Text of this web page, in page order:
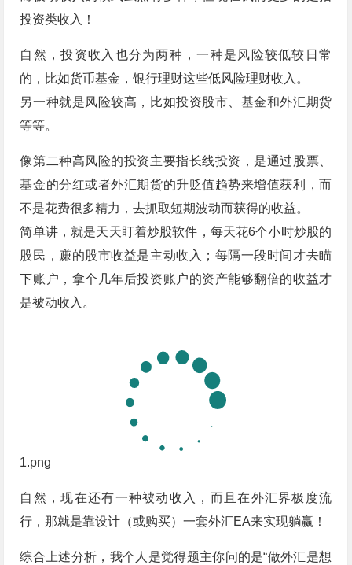
投资类收入！
自然，投资收入也分为两种，一种是风险较低较日常
的，比如货币基金，银行理财这些低风险理财收入。
另一种就是风险较高，比如投资股市、基金和外汇期货
等等。
像第二种高风险的投资主要指长线投资，是通过股票、
基金的分红或者外汇期货的升贬值趋势来增值获利，而
不是花费很多精力，去抓取短期波动而获得的收益。
简单讲，就是天天盯着炒股软件，每天花6个小时炒股的
股民，赚的股市收益是主动收入；每隔一段时间才去瞄
下账户，拿个几年后投资账户的资产能够翻倍的收益才
是被动收入。
1.png
自然，现在还有一种被动收入，而且在外汇界极度流
行，那就是靠设计（或购买）一套外汇EA来实现躺赢！
综合上述分析，我个人是觉得题主你问的是“做外汇是想